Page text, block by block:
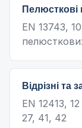
Пелюсткові
EN 13743,
Відрізні та
EN 12413,
27, 41, 42